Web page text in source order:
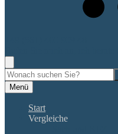
Menü
Start
Vergleiche